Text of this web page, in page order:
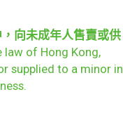
向未成年人售賣或供
law of Hong Kong,
supplied to a minor in